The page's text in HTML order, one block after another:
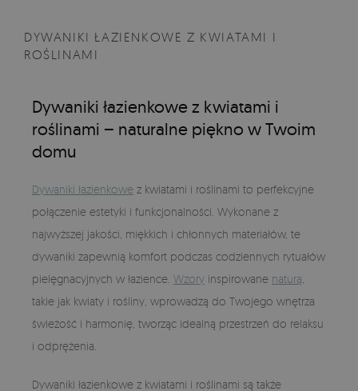
DYWANIKI ŁAZIENKOWE Z KWIATAMI I
ROŚLINAMI
Dywaniki łazienkowe z kwiatami i
roślinami – naturalne piękno w Twoim
domu
Dywaniki łazienkowe z kwiatami i roślinami to perfekcyjne
połączenie estetyki i funkcjonalności. Wykonane z
najwyższej jakości, miękkich i chłonnych materiałów, te
dywaniki zapewnią komfort podczas codziennych rytuałów
pielęgnacyjnych w łazience. Wzory inspirowane naturą
takie jak kwiaty i rośliny, wprowadzą do Twojego wnętrza
świeżość i harmonię, tworząc idealną przestrzeń do relaksu
i odprężenia.
Dywaniki łazienkowe z kwiatami i roślinami są także